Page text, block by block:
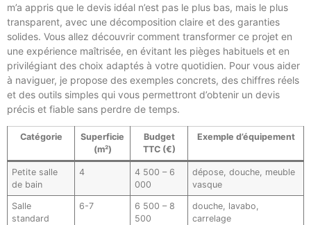
m’a appris que le devis idéal n’est pas le plus bas, mais le plus
transparent, avec une décomposition claire et des garanties
solides. Vous allez découvrir comment transformer ce projet en
une expérience maîtrisée, en évitant les pièges habituels et en
privilégiant des choix adaptés à votre quotidien. Pour vous aider
à naviguer, je propose des exemples concrets, des chiffres réels
et des outils simples qui vous permettront d’obtenir un devis
précis et fiable sans perdre de temps.
Catégorie
Superficie
(m²)
Budget
TTC (€)
Exemple d’équipement
Petite salle
de bain
4
4 500 – 6
000
dépose, douche, meuble
vasque
Salle
standard
6-7
6 500 – 8
500
douche, lavabo,
carrelage